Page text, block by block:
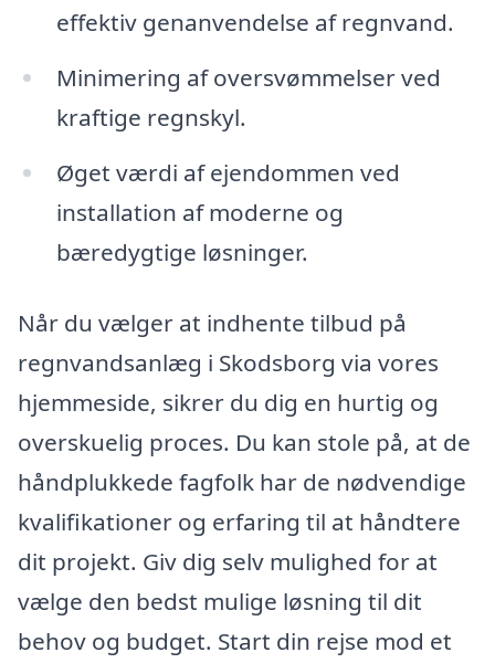
effektiv genanvendelse af regnvand.
Minimering af oversvømmelser ved
kraftige regnskyl.
Øget værdi af ejendommen ved
installation af moderne og
bæredygtige løsninger.
Når du vælger at indhente tilbud på
regnvandsanlæg i Skodsborg via vores
hjemmeside, sikrer du dig en hurtig og
overskuelig proces. Du kan stole på, at de
håndplukkede fagfolk har de nødvendige
kvalifikationer og erfaring til at håndtere
dit projekt. Giv dig selv mulighed for at
vælge den bedst mulige løsning til dit
behov og budget. Start din rejse mod et